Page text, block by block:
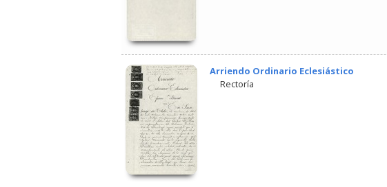
Arriendo Ordinario Eclesiástico
Rectoría